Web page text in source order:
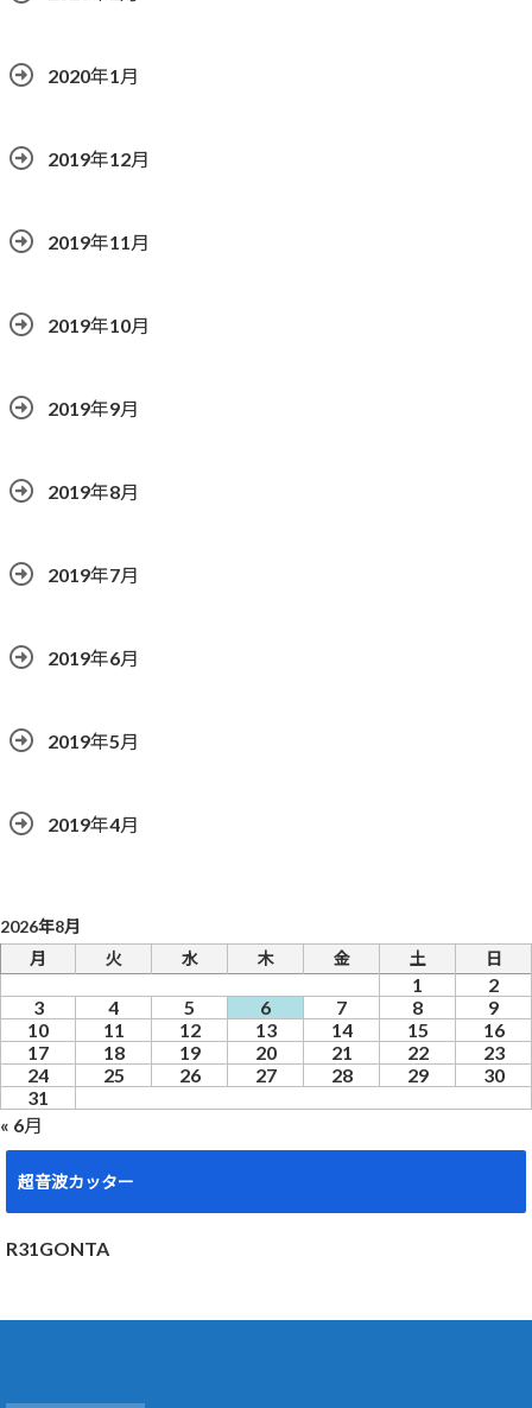
2020年1月
2019年12月
2019年11月
2019年10月
2019年9月
2019年8月
2019年7月
2019年6月
2019年5月
2019年4月
2026年8月
月
火 水 木 金 土 日
1
2
3
4 5 6 7 8
9
10
11 12 13 14 15
16
17
18 19 20 21 22
23
24
25 26 27 28 29
30
31
« 6月
超音波カッター
R31GONTA